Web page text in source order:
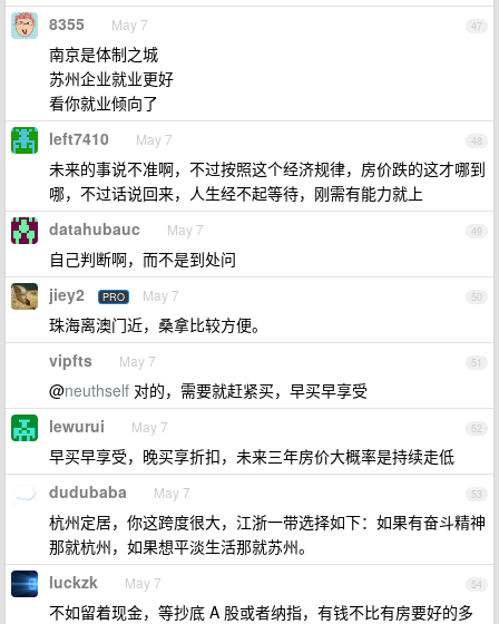
47
8355 May 7
南京是体制之城
苏州企业就业更好
看你就业倾向了
48
left7410 May 7
未来的事说不准啊，不过按照这个经济规律，房价跌的这才哪到
哪，不过话说回来，人生经不起等待，刚需有能力就上
49
datahubauc May 7
自己判断啊，而不是到处问
50
jiey2 PRO May 7
珠海离澳门近，桑拿比较方便。
51
vipfts May 7
@neuthself 对的，需要就赶紧买，早买早享受
52
lewurui May 7
早买早享受，晚买享折扣，未来三年房价大概率是持续走低
53
dudubaba May 7
杭州定居，你这跨度很大，江浙一带选择如下：如果有奋斗精神
那就杭州，如果想平淡生活那就苏州。
54
luckzk May 7
不如留着现金，等抄底 A 股或者纳指，有钱不比有房要好的多